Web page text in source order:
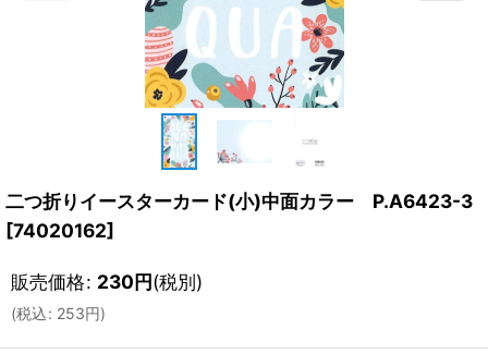
二つ折りイースターカード(小)中面カラー P.A6423-3
[74020162]
販売価格: 230円(税別)
(税込: 253円)